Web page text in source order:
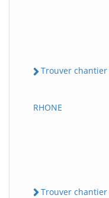
Trouver chantier
RHONE
Trouver chantier